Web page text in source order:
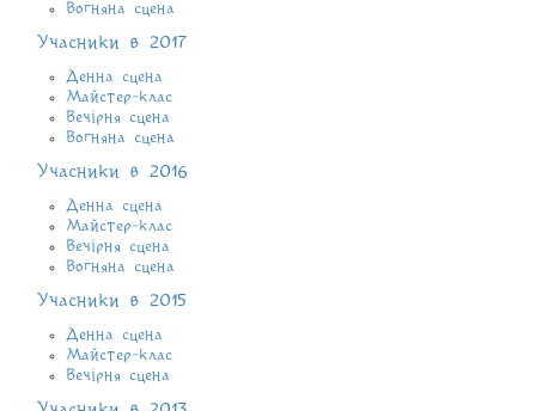
Вогняна сцена
Учасники в 2017
Денна сцена
Майстер-клас
Вечірня сцена
Вогняна сцена
Учасники в 2016
Денна сцена
Майстер-клас
Вечірня сцена
Вогняна сцена
Учасники в 2015
Денна сцена
Майстер-клас
Вечірня сцена